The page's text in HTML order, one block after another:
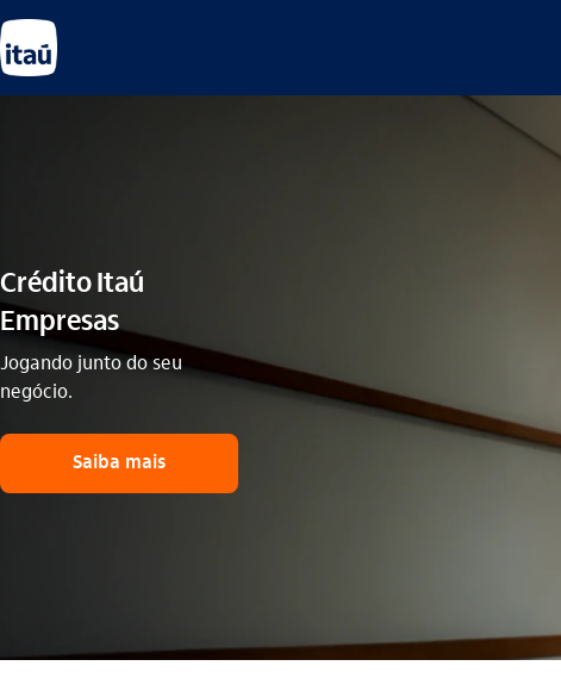
Crédito Itaú
Empresas​
Jogando junto do seu
negócio.
Saiba mais